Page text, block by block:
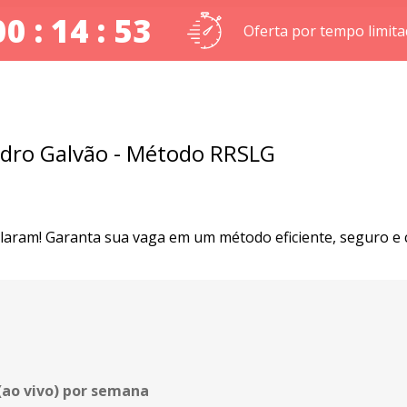
: 14 : 52 Oferta por tempo
Galvão - Método RRSLG
Garanta sua vaga em um método eficiente, seguro e
vivo) por semana